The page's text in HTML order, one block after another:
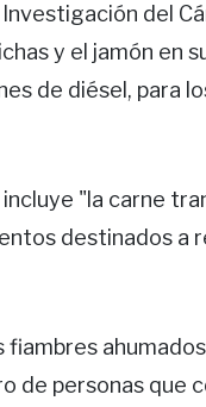
del
y el jamón en
de diésel, para
"la carne
destinados a
fiambres
de personas que